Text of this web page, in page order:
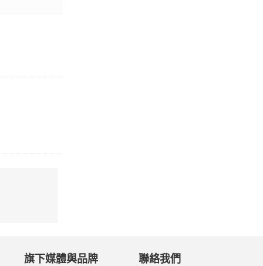
旗下媒體與品牌 聯絡我們